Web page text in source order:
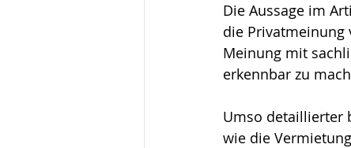
Die Aussage im
die Privatmeinung
Meinung mit
erkennbar zu
Umso detaillierter
wie die